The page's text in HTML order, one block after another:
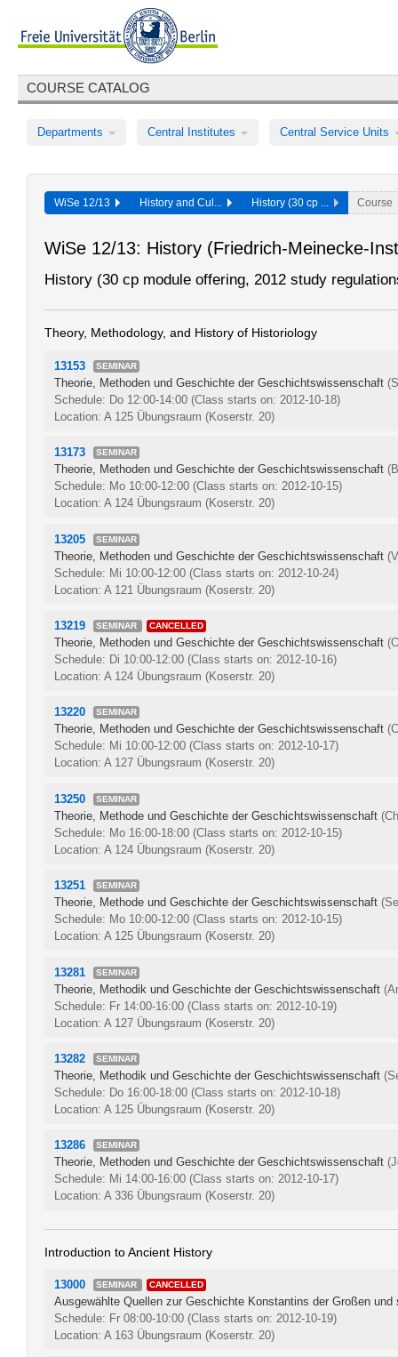
COURSE CATALOG
Departments Central Institutes Central Service Units
WiSe 12/13 History and Cul... History (30 cp ... Course
WiSe 12/13: History (Friedrich-Meinecke-
History (30 cp module offering, 2012 study
Theory, Methodology, and History of Historiology
13153 SEMINAR
Theorie, Methoden und Geschichte der Geschichtswissenschaft
Schedule: Do 12:00-14:00 (Class starts on: 2012-10-18)
Location: A 125 Übungsraum (Koserstr. 20)
13173 SEMINAR
Theorie, Methoden und Geschichte der Geschichtswissenschaft
Schedule: Mo 10:00-12:00 (Class starts on: 2012-10-15)
Location: A 124 Übungsraum (Koserstr. 20)
13205 SEMINAR
Theorie, Methoden und Geschichte der Geschichtswissenschaft
Schedule: Mi 10:00-12:00 (Class starts on: 2012-10-24)
Location: A 121 Übungsraum (Koserstr. 20)
13219 SEMINAR CANCELLED
Theorie, Methoden und Geschichte der Geschichtswissenschaft
Schedule: Di 10:00-12:00 (Class starts on: 2012-10-16)
Location: A 124 Übungsraum (Koserstr. 20)
13220 SEMINAR
Theorie, Methoden und Geschichte der Geschichtswissenschaft
Schedule: Mi 10:00-12:00 (Class starts on: 2012-10-17)
Location: A 127 Übungsraum (Koserstr. 20)
13250 SEMINAR
Theorie, Methode und Geschichte der Geschichtswissenschaft
Schedule: Mo 16:00-18:00 (Class starts on: 2012-10-15)
Location: A 124 Übungsraum (Koserstr. 20)
13251 SEMINAR
Theorie, Methode und Geschichte der Geschichtswissenschaft
Schedule: Mo 10:00-12:00 (Class starts on: 2012-10-15)
Location: A 125 Übungsraum (Koserstr. 20)
13281 SEMINAR
Theorie, Methodik und Geschichte der Geschichtswissenschaft
Schedule: Fr 14:00-16:00 (Class starts on: 2012-10-19)
Location: A 127 Übungsraum (Koserstr. 20)
13282 SEMINAR
Theorie, Methodik und Geschichte der Geschichtswissenschaft
Schedule: Do 16:00-18:00 (Class starts on: 2012-10-18)
Location: A 125 Übungsraum (Koserstr. 20)
13286 SEMINAR
Theorie, Methoden und Geschichte der Geschichtswissenschaft
Schedule: Mi 14:00-16:00 (Class starts on: 2012-10-17)
Location: A 336 Übungsraum (Koserstr. 20)
Introduction to Ancient History
13000 SEMINAR CANCELLED
Ausgewählte Quellen zur Geschichte Konstantins der Großen und
Schedule: Fr 08:00-10:00 (Class starts on: 2012-10-19)
Location: A 163 Übungsraum (Koserstr. 20)